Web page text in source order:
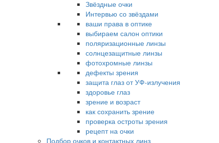
Звёздные очки
Интервью со звёздами
ваши права в оптике
выбираем салон оптики
поляризационные линзы
солнцезащитные линзы
фотохромные линзы
дефекты зрения
защита глаз от УФ-излучения
здоровье глаз
зрение и возраст
как сохранить зрение
проверка остроты зрения
рецепт на очки
Подбор очков и контактных линз